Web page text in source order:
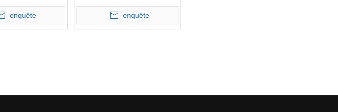
enquête
8E055 -Ories enquête